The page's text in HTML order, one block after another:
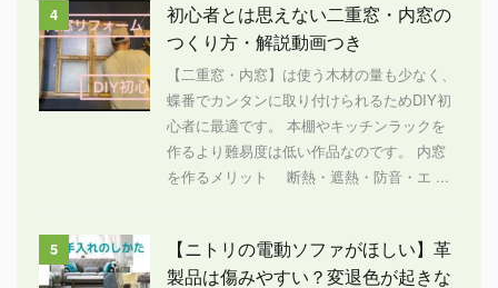
4
初心者とは思えない二重窓・内窓の
つくり方・解説動画つき
【二重窓・内窓】は使う木材の量も少なく、
蝶番でカンタンに取り付けられるためDIY初
心者に最適です。 本棚やキッチンラックを
作るより難易度は低い作品なのです。 内窓
を作るメリット 断熱・遮熱・防音・エ ...
5
【ニトリの電動ソファがほしい】革
製品は傷みやすい？変退色が起きな